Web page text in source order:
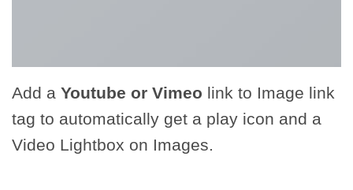
Add a Youtube or Vimeo link to Image link
tag to automatically get a play icon and a
Video Lightbox on Images.